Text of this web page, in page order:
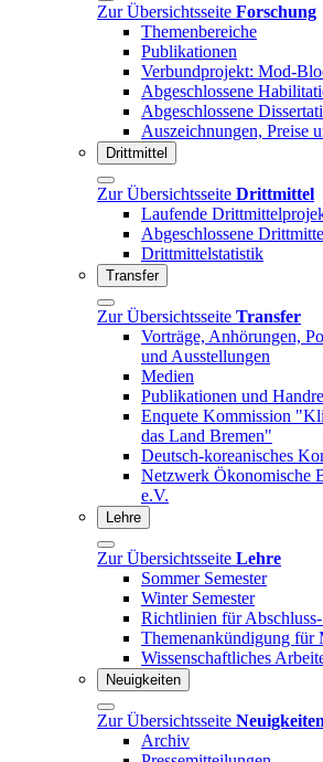
Zur Übersichtsseite Forschung
Themenbereiche
Publikationen
Verbundprojekt: Mod-
Abgeschlossene
Abgeschlossene
Auszeichnungen, Preise
Drittmittel
Zur Übersichtsseite Drittmittel
Laufende
Abgeschlossene
Drittmittelstatistik
Transfer
Zur Übersichtsseite Transfer
Vorträge, Anhörungen,
und Ausstellungen
Medien
Publikationen und
Enquete Kommission
das Land Bremen"
Deutsch-koreanisches
Netzwerk Ökonomische
e.V.
Lehre
Zur Übersichtsseite Lehre
Sommer Semester
Winter Semester
Richtlinien für
Themenankündigung für
Wissenschaftliches
Neuigkeiten
Zur Übersichtsseite Neuigkeiten
Archiv